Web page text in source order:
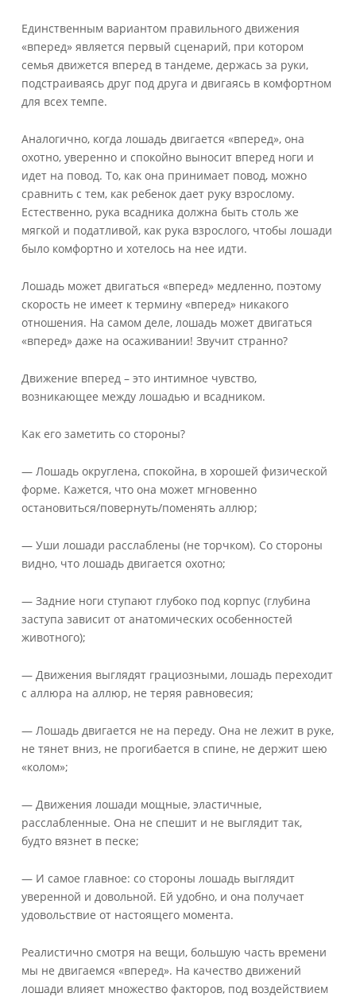
Единственным вариантом правильного движения
«вперед» является первый сценарий, при котором
семья движется вперед в тандеме, держась за руки,
подстраиваясь друг под друга и двигаясь в комфортном
для всех темпе.
Аналогично, когда лошадь двигается «вперед», она
охотно, уверенно и спокойно выносит вперед ноги и
идет на повод. То, как она принимает повод, можно
сравнить с тем, как ребенок дает руку взрослому.
Естественно, рука всадника должна быть столь же
мягкой и податливой, как рука взрослого, чтобы лошади
было комфортно и хотелось на нее идти.
Лошадь может двигаться «вперед» медленно, поэтому
скорость не имеет к термину «вперед» никакого
отношения. На самом деле, лошадь может двигаться
«вперед» даже на осаживании! Звучит странно?
Движение вперед – это интимное чувство,
возникающее между лошадью и всадником.
Как его заметить со стороны?
— Лошадь округлена, спокойна, в хорошей физической
форме. Кажется, что она может мгновенно
остановиться/повернуть/поменять аллюр;
— Уши лошади расслаблены (не торчком). Со стороны
видно, что лошадь двигается охотно;
— Задние ноги ступают глубоко под корпус (глубина
заступа зависит от анатомических особенностей
животного);
— Движения выглядят грациозными, лошадь переходит
с аллюра на аллюр, не теряя равновесия;
— Лошадь двигается не на переду. Она не лежит в руке,
не тянет вниз, не прогибается в спине, не держит шею
«колом»;
— Движения лошади мощные, эластичные,
расслабленные. Она не спешит и не выглядит так,
будто вязнет в песке;
— И самое главное: со стороны лошадь выглядит
уверенной и довольной. Ей удобно, и она получает
удовольствие от настоящего момента.
Реалистично смотря на вещи, большую часть времени
мы не двигаемся «вперед». На качество движений
лошади влияет множество факторов, под воздействием